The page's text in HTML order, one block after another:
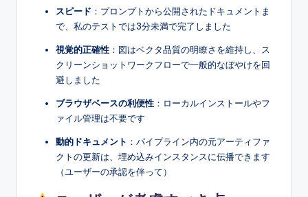
スピード ：プロンプトから公開されたドキュメントま
で、私のテストでは3分未満で完了しました
視覚的正確性 ：図はベクタ品質の明瞭さを維持し、ス
クリーンショットワークフローで一般的なぼやけを回
避しました
ブラウザベースの利便性 ：ローカルインストールやフ
ァイル管理は不要です
動的ドキュメント ：パイプライン内の元アーティファ
クトの更新は、埋め込みインスタンスに伝播できます
（ユーザーの承認を伴って）